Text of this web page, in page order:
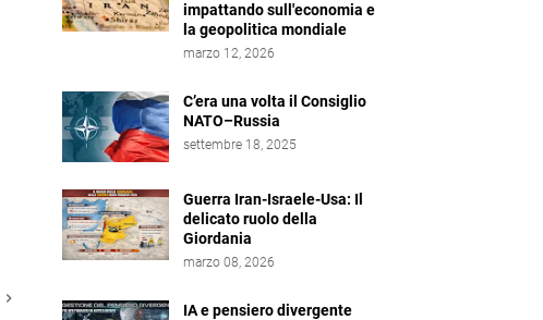
impattando sull'economia e
la geopolitica mondiale
marzo 12, 2026
C’era una volta il Consiglio
NATO–Russia
settembre 18, 2025
Guerra Iran-Israele-Usa: Il
delicato ruolo della
Giordania
marzo 08, 2026
IA e pensiero divergente